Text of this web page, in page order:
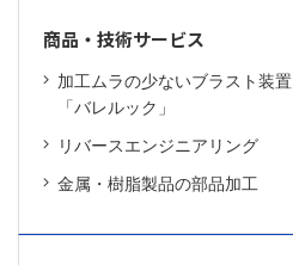
商品・技術サービス
加工ムラの少ないブラスト装置
「バレルック」
リバースエンジニアリング
金属・樹脂製品の部品加工